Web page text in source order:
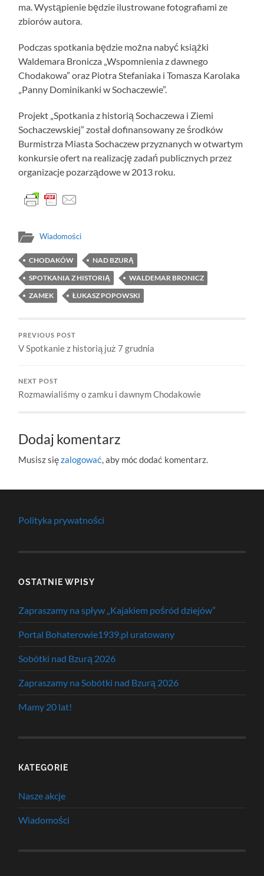
ma. Wystąpienie będzie ilustrowane fotografiami ze
zbiorów autora.
Podczas spotkania będzie można nabyć książki
Waldemara Bronicza „Wspomnienia z dawnego
Chodakowa” oraz Piotra Stefaniaka i Tomasza Karolaka
„Panny Dominikanki w Sochaczewie”.
Projekt „Spotkania z historią Sochaczewa i Ziemi
Sochaczewskiej” został dofinansowany ze środków
Burmistrza Miasta Sochaczew przyznanych w otwartym
konkursie ofert na realizację zadań publicznych przez
organizacje pozarządowe w 2013 roku.
Wiadomości
CHODAKÓW
NAD BZURĄ
SPOTKANIA Z HISTORIĄ
WALDEMAR BRONICZ
ZAMEK
ŁUKASZ POPOWSKI
PREVIOUS POST
V Spotkanie z historią już 7 grudnia
NEXT POST
Rozmawialiśmy o zamku i dawnym Chodakowie
Dodaj komentarz
Musisz sięzalogować, aby móc dodać komentarz.
Polityka prywatności
OSTATNIE WPISY
Zapraszamy na spływ „Kajakiem pośród dziejów”
Portal Bohaterowie1939.pl uratowany
Sobótki nad Bzurą 2026
Zapraszamy na Sobótki nad Bzurą 2026
Mamy 20 lat!
KATEGORIE
Nasze akcje
Wiadomości